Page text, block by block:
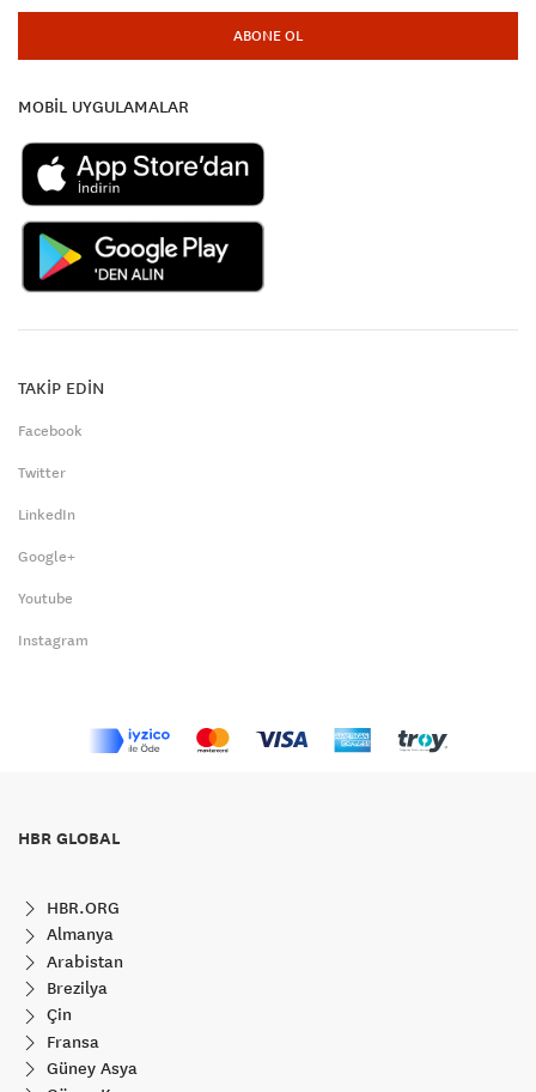
ABONE OL
MOBİL UYGULAMALAR
TAKİP EDİN
Facebook
Twitter
LinkedIn
Google+
Youtube
Instagram
HBR GLOBAL
HBR.ORG
Almanya
Arabistan
Brezilya
Çin
Fransa
Güney Asya